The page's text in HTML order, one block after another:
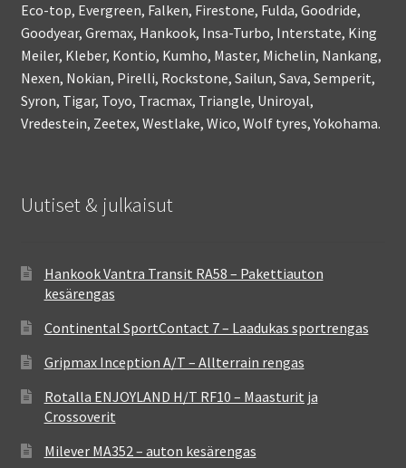
Eco-top, Evergreen, Falken, Firestone, Fulda, Goodride,
Goodyear, Gremax, Hankook, Insa-Turbo, Interstate, King
Meiler, Kleber, Kontio, Kumho, Master, Michelin, Nankang,
Nexen, Nokian, Pirelli, Rockstone, Sailun, Sava, Semperit,
Syron, Tigar, Toyo, Tracmax, Triangle, Uniroyal,
Vredestein, Zeetex, Westlake, Wico, Wolf tyres, Yokohama.
Uutiset & julkaisut
Hankook Vantra Transit RA58 – Pakettiauton
kesärengas
Continental SportContact 7 – Laadukas sportrengas
Gripmax Inception A/T – Allterrain rengas
Rotalla ENJOYLAND H/T RF10 – Maasturit ja
Crossoverit
Milever MA352 – auton kesärengas